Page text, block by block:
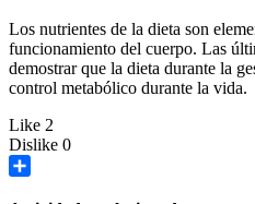
Los nutrientes de la dieta son
funcionamiento del cuerpo. Las
demostrar que la dieta durante la
control metabólico durante la vida.
Like 2
Dislike 0